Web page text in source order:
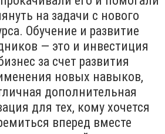
на задачи с нового
Обучение и развитие
— это и инвестиция
за счет развития
новых навыков,
дополнительная
для тех, кому хочется
вперед вместе